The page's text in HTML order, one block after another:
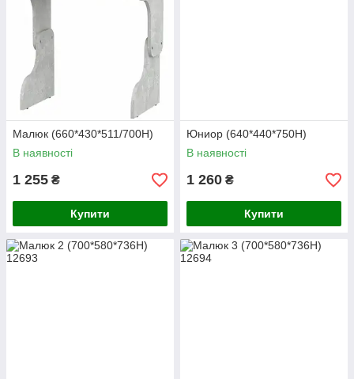
Малюк (660*430*511/700Н)
В наявності
1 255 ₴
Купити
Юниор (640*440*750Н)
В наявності
1 260 ₴
Купити